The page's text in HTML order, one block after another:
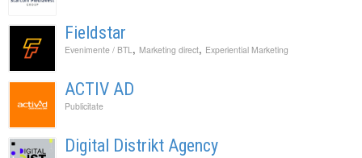
Fieldstar
Evenimente / BTL , Marketing direct, Experiential Marketing
ACTIV AD
Publicitate
Digital Distrikt Agency